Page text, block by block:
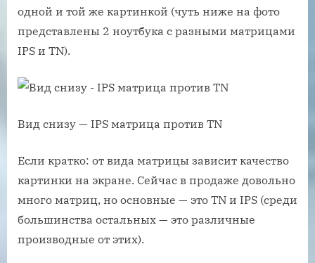
одной и той же картинкой (чуть ниже на фото
представлены 2 ноутбука с разными матрицами
IPS и TN).
Вид снизу — IPS матрица против TN
Если кратко: от вида матрицы зависит качество
картинки на экране. Сейчас в продаже довольно
много матриц, но основные — это TN и IPS (среди
большинства остальных — это различные
производные от этих).